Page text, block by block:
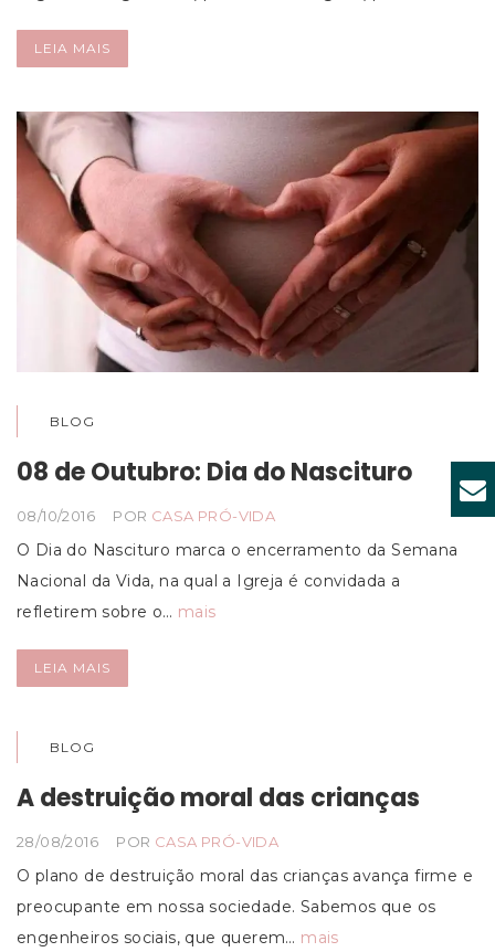
LEIA MAIS
BLOG
08 de Outubro: Dia do Nascituro
08/10/2016 POR CASA PRÓ-VIDA
O Dia do Nascituro marca o encerramento da Semana
Nacional da Vida, na qual a Igreja é convidada a
refletirem sobre o… mais
LEIA MAIS
BLOG
A destruição moral das crianças
28/08/2016 POR CASA PRÓ-VIDA
O plano de destruição moral das crianças avança firme e
preocupante em nossa sociedade. Sabemos que os
engenheiros sociais, que querem… mais